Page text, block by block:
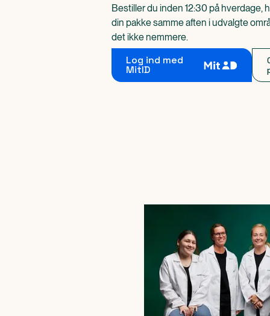
Bestiller du inden 12:30 på hverdage,
din pakke samme aften i udvalgte
det ikke nemmere.
Log ind med
MitID